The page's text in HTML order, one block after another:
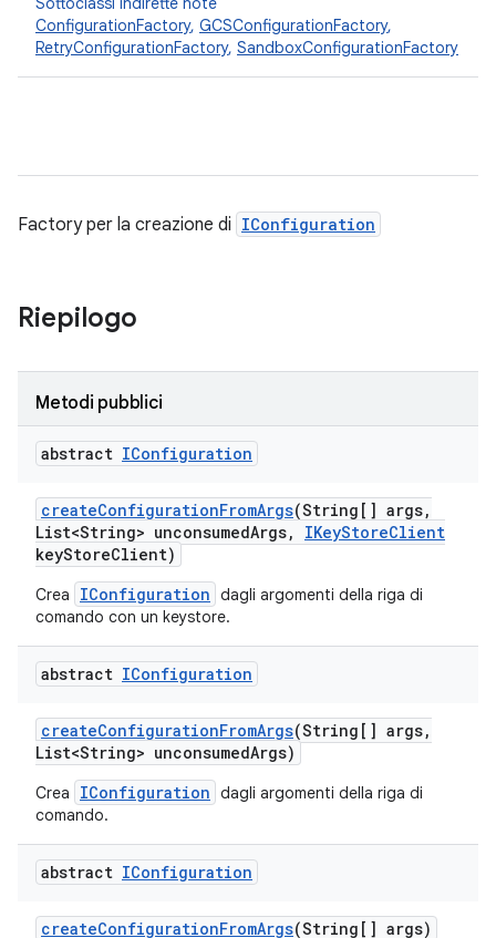
ConfigurationFactory, GCSConfigurationFactory,
RetryConfigurationFactory, SandboxConfigurationFactory
Factory per la creazione di IConfiguration
Riepilogo
Metodi pubblici
abstract IConfiguration
createConfigurationFromArgs(String[] args,
List<String> unconsumedArgs, IKeyStoreClient
keyStoreClient)
Crea IConfiguration dagli argomenti della riga di
comando con un keystore.
abstract IConfiguration
createConfigurationFromArgs(String[] args,
List<String> unconsumedArgs)
Crea IConfiguration dagli argomenti della riga di
comando.
abstract IConfiguration
createConfigurationFromArgs(String[] args)